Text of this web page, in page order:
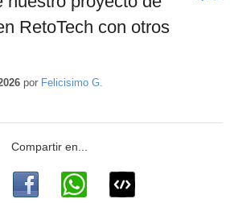
RetoTech con otros
por Felicisimo G.